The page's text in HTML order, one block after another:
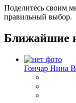
Поделитесь своим
правильный выбор.
Ближайшие
Гончар Нина